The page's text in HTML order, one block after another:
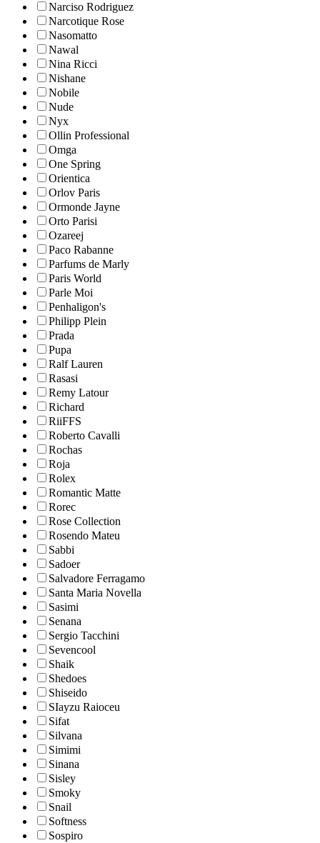
Narciso Rodriguez
Narcotique Rose
Nasomatto
Nawal
Nina Ricci
Nishane
Nobile
Nude
Nyx
Ollin Professional
Omga
One Spring
Orientica
Orlov Paris
Ormonde Jayne
Orto Parisi
Ozareej
Paco Rabanne
Parfums de Marly
Paris World
Parle Moi
Penhaligon's
Philipp Plein
Prada
Pupa
Ralf Lauren
Rasasi
Remy Latour
Richard
RiiFFS
Roberto Cavalli
Rochas
Roja
Rolex
Romantic Matte
Rorec
Rose Collection
Rosendo Mateu
Sabbi
Sadoer
Salvadore Ferragamo
Santa Maria Novella
Sasimi
Senana
Sergio Tacchini
Sevencool
Shaik
Shedoes
Shiseido
SIayzu Raioceu
Sifat
Silvana
Simimi
Sinana
Sisley
Smoky
Snail
Softness
Sospiro